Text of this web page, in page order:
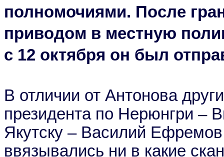
полномочиями. После
приводом в местную
с 12 октября он был
В отличии от Антонова
президента по Нерюнгри –
Якутску – Василий
ввязывались ни в какие